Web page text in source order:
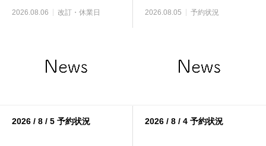
2026.08.06 改訂・休業日 2026.08.05 予約状況
2026 / 8 / 5 予約状況 2026 / 8 / 4 予約状況